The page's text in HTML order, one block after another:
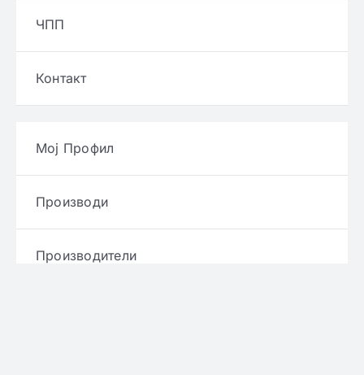
ЧПП
Контакт
Мој Профил
Производи
Производители